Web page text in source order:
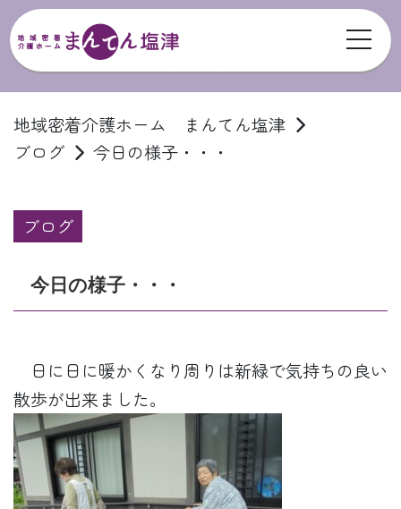
地域密着介護ホーム まんてん塩津
ブログ
今日の様子・・・
ブログ
今日の様子・・・
日に日に暖かくなり周りは新緑で気持ちの良い
散歩が出来ました。